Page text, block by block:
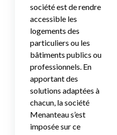
société est de rendre
accessible les
logements des
particuliers ou les
bâtiments publics ou
professionnels. En
apportant des
solutions adaptées à
chacun, la société
Menanteau s’est
imposée sur ce